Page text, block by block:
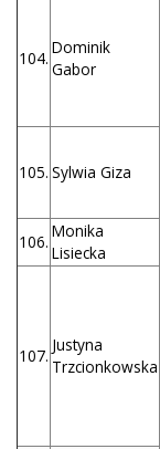
104.
Dominik
Gabor
105. Sylwia Giza
106.
Monika
Lisiecka
107.
Justyna
Trzcionkowska